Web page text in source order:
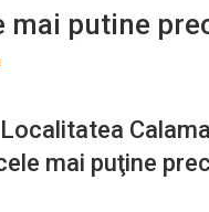
mai putine
mai puţine